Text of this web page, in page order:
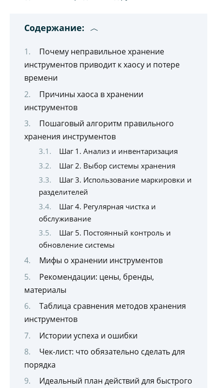
Содержание:
Почему неправильное хранение
инструментов приводит к хаосу и потере
времени
Причины хаоса в хранении
инструментов
Пошаговый алгоритм правильного
хранения инструментов
Шаг 1. Анализ и инвентаризация
Шаг 2. Выбор системы хранения
Шаг 3. Использование маркировки и
разделителей
Шаг 4. Регулярная чистка и
обслуживание
Шаг 5. Постоянный контроль и
обновление системы
Мифы о хранении инструментов
Рекомендации: цены, бренды,
материалы
Таблица сравнения методов хранения
инструментов
Истории успеха и ошибки
Чек-лист: что обязательно сделать для
порядка
Идеальный план действий для быстрого